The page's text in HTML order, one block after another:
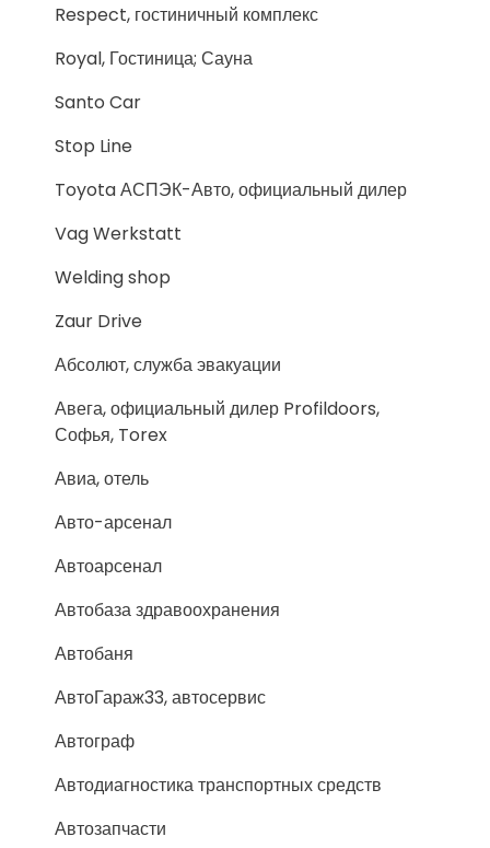
Respect, гостиничный комплекс
Royal, Гостиница; Сауна
Santo Car
Stop Line
Toyota АСПЭК-Авто, официальный дилер
Vag Werkstatt
Welding shop
Zaur Drive
Абсолют, служба эвакуации
Авега, официальный дилер Profildoors,
Софья, Torex
Авиа, отель
Авто-арсенал
Автоарсенал
Автобаза здравоохранения
Автобаня
АвтоГараж33, автосервис
Автограф
Автодиагностика транспортных средств
Автозапчасти